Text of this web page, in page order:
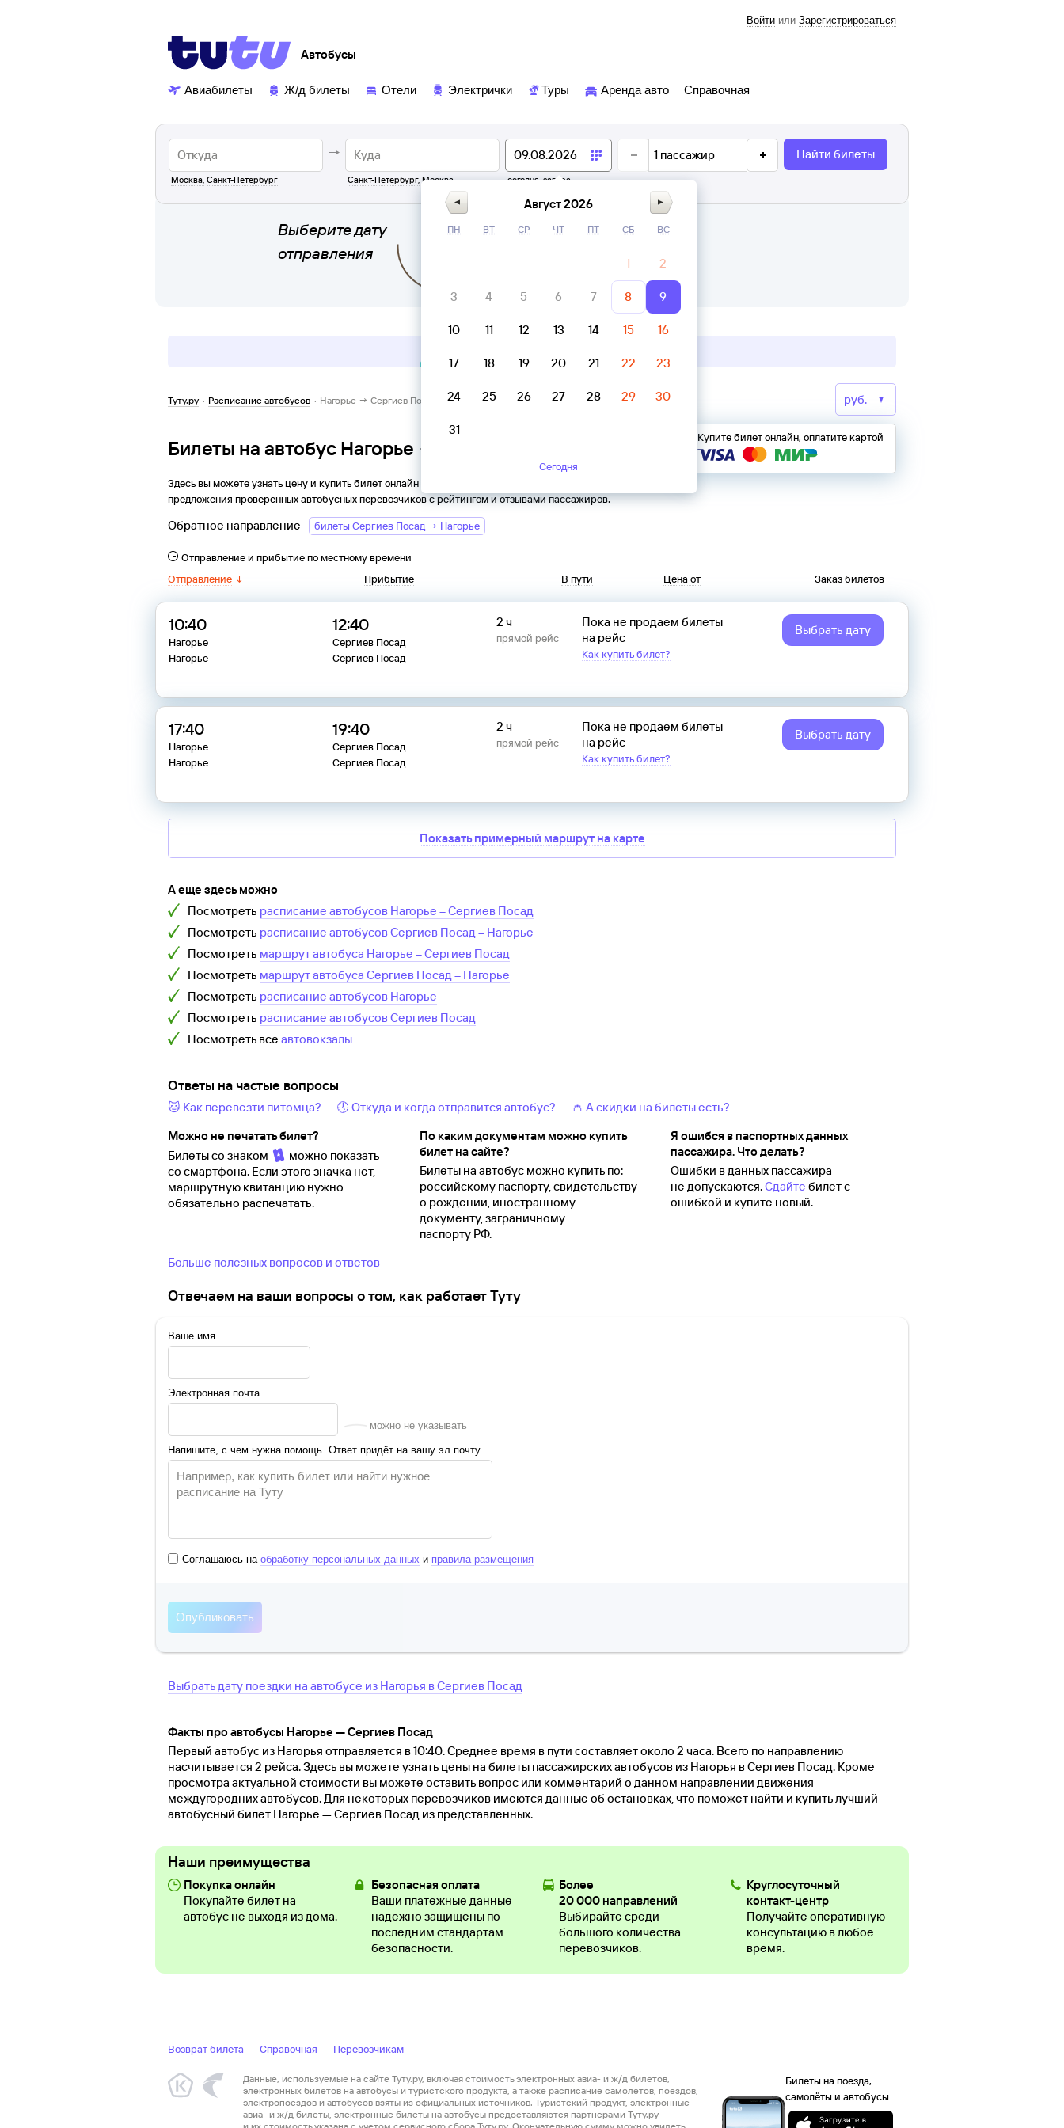
Войти или Зарегистрироваться
Автобусы
Авиабилеты Ж/д билеты Отели Электрички Туры Аренда авто Справочная
Москва, Санкт-Петербург Санкт-Петербург, Москва сегодня, завтра
1 пассажир Найти билеты
Выберите дату
отправления
Туту.ру · Расписание автобусов · Нагорье → Сергиев Посад
Билеты на автобус Нагорье → Сергиев Посад
Здесь вы можете узнать цену и купить билет онлайн на автобус из
предложения проверенных автобусных перевозчиков с рейтингом и отзывами пассажиров.
Купите билет онлайн, оплатите картой
Обратное направление билеты Сергиев Посад → Нагорье
Отправление и прибытие по местному времени
Отправление ↓ Прибытие В пути Цена от Заказ билетов
10:40
Нагорье
Нагорье
12:40
Сергиев Посад
Сергиев Посад
2 ч
прямой рейс
Пока не продаем билеты
на рейс
Как купить билет?
Выбрать дату
17:40
Нагорье
Нагорье
19:40
Сергиев Посад
Сергиев Посад
2 ч
прямой рейс
Пока не продаем билеты
на рейс
Как купить билет?
Выбрать дату
Показать примерный маршрут на карте
А еще здесь можно
Посмотреть расписание автобусов Нагорье –Сергиев Посад
Посмотреть расписание автобусовСергиев Посад– Нагорье
Посмотреть маршрут автобуса Нагорье –Сергиев Посад
Посмотреть маршрут автобуса Сергиев Посад– Нагорье
Посмотреть расписание автобусов Нагорье
Посмотреть расписание автобусовСергиев Посад
Посмотреть все автовокзалы
Ответы на частые вопросы
🐱 Как перевезти питомца? 🕔 Откуда и когда отправится автобус?
👛 А скидки на билеты есть?
Можно не печатать билет?
Билеты со знаком
можно показать
со смартфона. Если этого значка нет,
маршрутную квитанцию нужно
обязательно распечатать.
По каким документам можно купить
билет на сайте?
Билеты на автобус можно купить по:
российскому паспорту, свидетельству
о рождении, иностранному
документу, заграничному
паспорту РФ.
Я ошибся в паспортных данных
пассажира. Что делать?
Ошибки в данных пассажира
не допускаются.Сдайте билет с
ошибкой и купите новый.
Больше полезных вопросов и ответов
Отвечаем на ваши вопросы о том, как работает Туту
Ваше имя
Электронная почта
можно не указывать
Напишите, с чем нужна помощь. Ответ придёт на вашу эл.почту
Соглашаюсь на обработку персональных данных и правила размещения
Выбрать дату поездки на автобусе из Нагорья вСергиев Посад
Факты про автобусы Нагорье — Сергиев Посад
Первый автобус из Нагорья отправляется в 10:40. Среднее время в пути составляет около 2 часа. Всего по направлению
насчитывается 2 рейса. Здесь вы можете узнать цены на билеты пассажирских автобусов из Нагорья в Сергиев Посад. Кроме
просмотра актуальной стоимости вы можете оставить вопрос или комментарий о данном направлении движения
междугородних автобусов. Для некоторых перевозчиков имеются данные об остановках, что поможет найти и купить лучший
автобусный билет Нагорье — Сергиев Посад из представленных.
Наши преимущества
Покупка онлайн
Покупайте билет на
автобус не выходя из дома.
Безопасная оплата
Ваши платежные данные
надежно защищены по
последним стандартам
безопасности.
Более
20 000 направлений
Выбирайте среди
большого количества
перевозчиков.
Круглосуточный
контакт-центр
Получайте оперативную
консультацию в любое
время.
Возврат билета Справочная Перевозчикам
Билеты на поезда,
самолёты и автобусы
Данные, используемые на сайте Туту.ру, включая стоимость электронных авиа- и ж/д билетов,
электронных билетов на автобусы и туристского продукта, а также расписание самолетов, поездов,
электропоездов и автобусов взяты из официальных источников. Туристский продукт, электронные
авиа- и ж/д билеты, электронные билеты на автобусы предоставляются партнерами Туту.ру
Август 2026
ПН ВТ СР ЧТ ПТ СБ ВС
1 2
3 4 5 6 7 8 9
10 11 12 13 14 15 16
17 18 19 20 21 22 23
24 25 26 27 28 29 30
31
Сегодня